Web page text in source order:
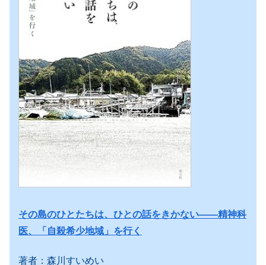
その島のひとたちは、ひとの話をきかない――精神科
医、「自殺希少地域」を行く
著者：森川すいめい